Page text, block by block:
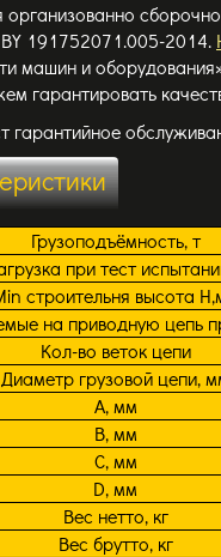
191752071.005-2014.
машин и
гарантировать
гарантийное
Грузоподъёмность, т
при тест
строительня высота
на приводную цепь
Кол-во веток цепи
Диаметр грузовой цепи,
А, мм
В, мм
С, мм
D, мм
Вес нетто, кг
Вес брутто, кг